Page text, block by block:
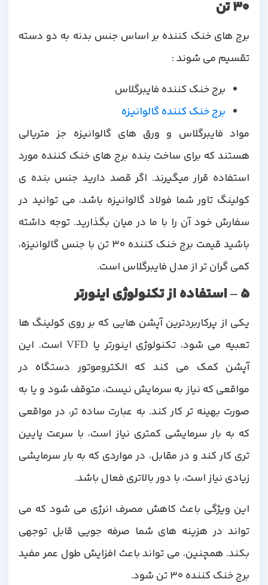
برج های خنک کننده بر اساس جنس بدنه به دو دسته
تقسیم می شوند :
برج خنک کننده فایبرگلاس
برج خنک کننده گالوانیزه
مواد فایبرگلاس و ورق های گالوانیزه جز متریالی
هستند که برای ساخت بنده برج های خنک کننده مورد
استفاده قرار میگیرند. اگر قصد دارید جنس بنده ی
کولینگ تاور شما فولاد گالوانیزه باشد، می توانید در
سفارش خود آن را با ما در میان بگذارید. توجه داشته
باشید قیمت برج خنک کننده 30 تن با جنس گالوانیزه،
کمی گران تر از مدل فایبرگلاس است.
یکی از پرکاربردترین آپشن هایی که بر روی کولینگ ها
تعبیه می شود، تکنولوژی اینورتر یا VFD است. این
آپشن کمک می کند که الکتروموتور دستگاه در
مواقعی که نیاز به سرمایش نیست، متوقف شود و یا به
صورت بهینه تر کار کند. به عبارت ساده تر، در مواقعی
که به بار سرمایشی کمتری نیاز است، با سرعت پایین
تری کار کند و در مقابل، در مواردی که به بار سرمایشی
زیادی نیاز است، با دور بالاتری فعال باشد.
این ویژگی باعث کاهش مصرف انرژی می شود که می
تواند در هزینه های شما صرفه جویی قابل توجهی
بکند. همچنین، می تواند باعث افزایش طول عمر مفید
برج خنک کننده 30 تن شود.